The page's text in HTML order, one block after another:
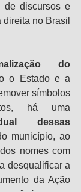
de discursos e
no Brasil
do
o Estado e a
símbolos
dessas
município, ao
nomes com
desqualificar a
da Ação